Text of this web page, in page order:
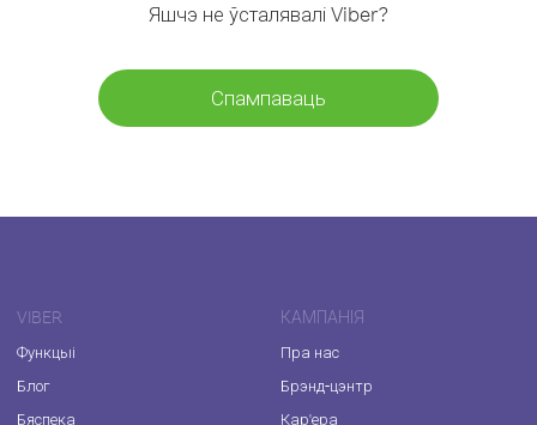
Яшчэ не ўсталявалі Viber?
Спампаваць
VIBER
Функцыі
Блог
Бяспека
КАМПАНІЯ
Пра нас
Брэнд-цэнтр
Кар'ера